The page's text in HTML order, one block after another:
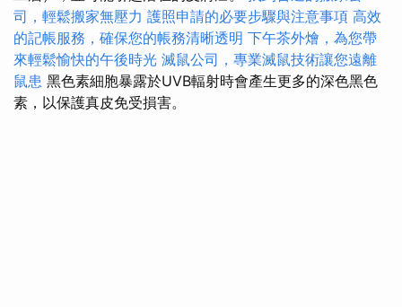
司，輕鬆搬家無壓力 護照申請的必要步驟與注意事項 高效
的記帳服務，確保您的帳務清晰透明 下午茶外燴，為您帶
來輕鬆愉快的午後時光 滅鼠公司，專業滅鼠技術讓您遠離
鼠患 黑色素細胞暴露於UVB輻射時會產生更多的深色黑色
素，以保護真皮免受損害。